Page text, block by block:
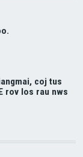
coj tus
rov los rau nws